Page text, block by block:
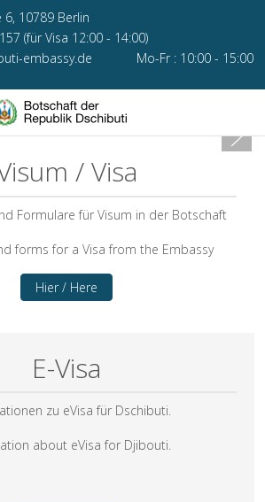
10789 Berlin
(für Visa 12:00 - 14:00)
embassy.de
Mo-Fr : 10:00 - 15:00
/ Visa
Formulare für Visum in der Botschaft
forms for a Visa from the Embassy
Hier / Here
E-Visa
zu eVisa für Dschibuti.
about eVisa for Djibouti.